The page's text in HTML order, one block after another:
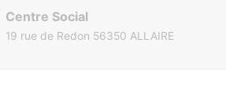
Centre Social
19 rue de Redon 56350 ALLAIRE